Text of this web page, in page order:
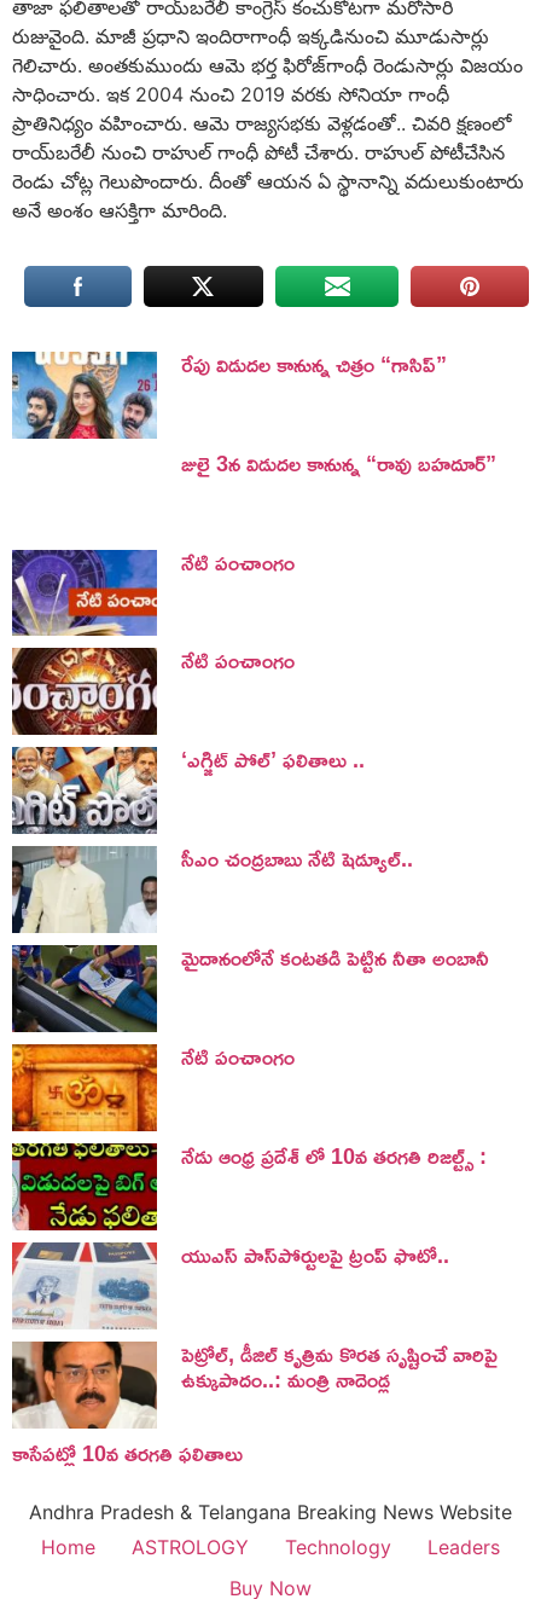
తాజా ఫలితాలతో రాయ్‌బరేలీ కాంగ్రెస్‌ కంచుకోటగా మరోసారి
రుజువైంది. మాజీ ప్రధాని ఇందిరాగాంధీ ఇక్కడినుంచి మూడుసార్లు
గెలిచారు. అంతకుముందు ఆమె భర్త ఫిరోజ్‌గాంధీ రెండుసార్లు విజయం
సాధించారు. ఇక 2004 నుంచి 2019 వరకు సోనియా గాంధీ
ప్రాతినిధ్యం వహించారు. ఆమె రాజ్యసభకు వెళ్లడంతో.. చివరి క్షణంలో
రాయ్‌బరేలీ నుంచి రాహుల్‌ గాంధీ పోటీ చేశారు. రాహుల్ పోటీచేసిన
రెండు చోట్ల గెలుపొందారు. దీంతో ఆయన ఏ స్థానాన్ని వదులుకుంటారు
అనే అంశం ఆసక్తిగా మారింది.
రేపు విడుదల కానున్న చిత్రం “గాసిప్”
జులై 3న విడుదల కానున్న “రావు బహదూర్”
నేటి పంచాంగం
నేటి పంచాంగం
‘ఎగ్జిట్ పోల్’ ఫలితాలు ..
సీఎం చంద్రబాబు నేటి షెడ్యూల్..
మైదానంలోనే కంటతడి పెట్టిన నీతా అంబానీ
నేటి పంచాంగం
నేడు ఆంధ్ర ప్రదేశ్ లో 10వ తరగతి రిజల్ట్స్ :
యుఎస్ పాస్‌పోర్టులపై ట్రంప్‌ ఫొటో..
పెట్రోల్, డీజిల్ కృత్రిమ కొరత సృష్టించే వారిపై
ఉక్కుపాదం..: మంత్రి నాదెండ్ల
కాసేపట్లో 10వ తరగతి ఫలితాలు
Andhra Pradesh & Telangana Breaking News Website
Home
ASTROLOGY Technology
Leaders
Buy Now